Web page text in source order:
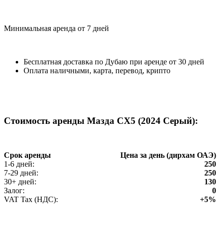
Минимальная аренда от 7 дней
Бесплатная доставка по Дубаю при аренде от 30 дней
Оплата наличными, карта, перевод, крипто
Стоимость аренды Мазда CX5 (2024 Серый):
Срок аренды
Цена за день (дирхам ОАЭ)
1-6 дней:
250
7-29 дней:
250
30+ дней:
130
Залог:
0
VAT Tax (НДС):
+5%